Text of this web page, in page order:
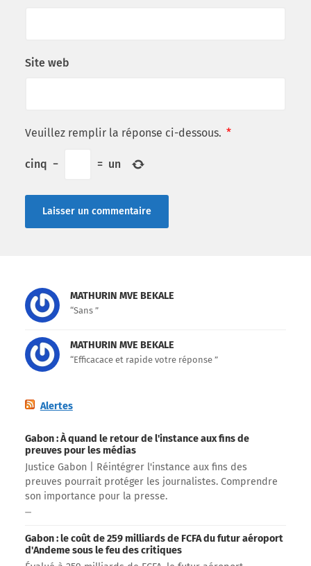
Site web
Veuillez remplir la réponse ci-dessous. *
cinq − = un
MATHURIN MVE BEKALE
“Sans ”
MATHURIN MVE BEKALE
“Efficacace et rapide votre réponse ”
Alertes
Gabon : À quand le retour de l'instance aux fins de
preuves pour les médias
Justice Gabon | Réintégrer l'instance aux fins des
preuves pourrait protéger les journalistes. Comprendre
son importance pour la presse.
Gabon : le coût de 259 milliards de FCFA du futur aéroport
d'Andeme sous le feu des critiques